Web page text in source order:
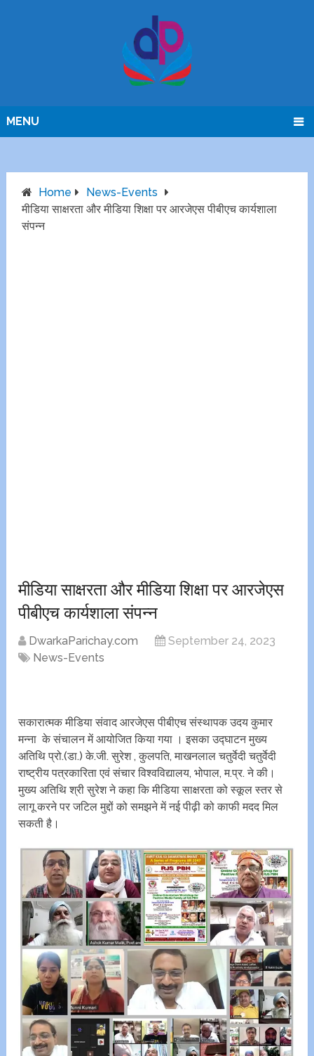
MENU
Home
News-Events
मीडिया साक्षरता और मीडिया शिक्षा पर आरजेएस पीबीएच कार्यशाला
संपन्न
मीडिया साक्षरता और मीडिया शिक्षा पर आरजेएस
पीबीएच कार्यशाला संपन्न
DwarkaParichay.com
September 24, 2023
News-Events
सकारात्मक मीडिया संवाद आरजेएस पीबीएच संस्थापक उदय कुमार
मन्ना के संचालन में आयोजित किया गया । इसका उद्घाटन मुख्य
अतिथि प्रो.(डा.) के.जी. सुरेश , कुलपति, माखनलाल चतुर्वेदी चतुर्वेदी
राष्ट्रीय पत्रकारिता एवं संचार विश्वविद्यालय, भोपाल, म.प्र. ने की।
मुख्य अतिथि श्री सुरेश ने कहा कि मीडिया साक्षरता को स्कूल स्तर से
लागू करने पर जटिल मुद्दों को समझने में‌ नई पीढ़ी को काफी मदद मिल
सकती है।